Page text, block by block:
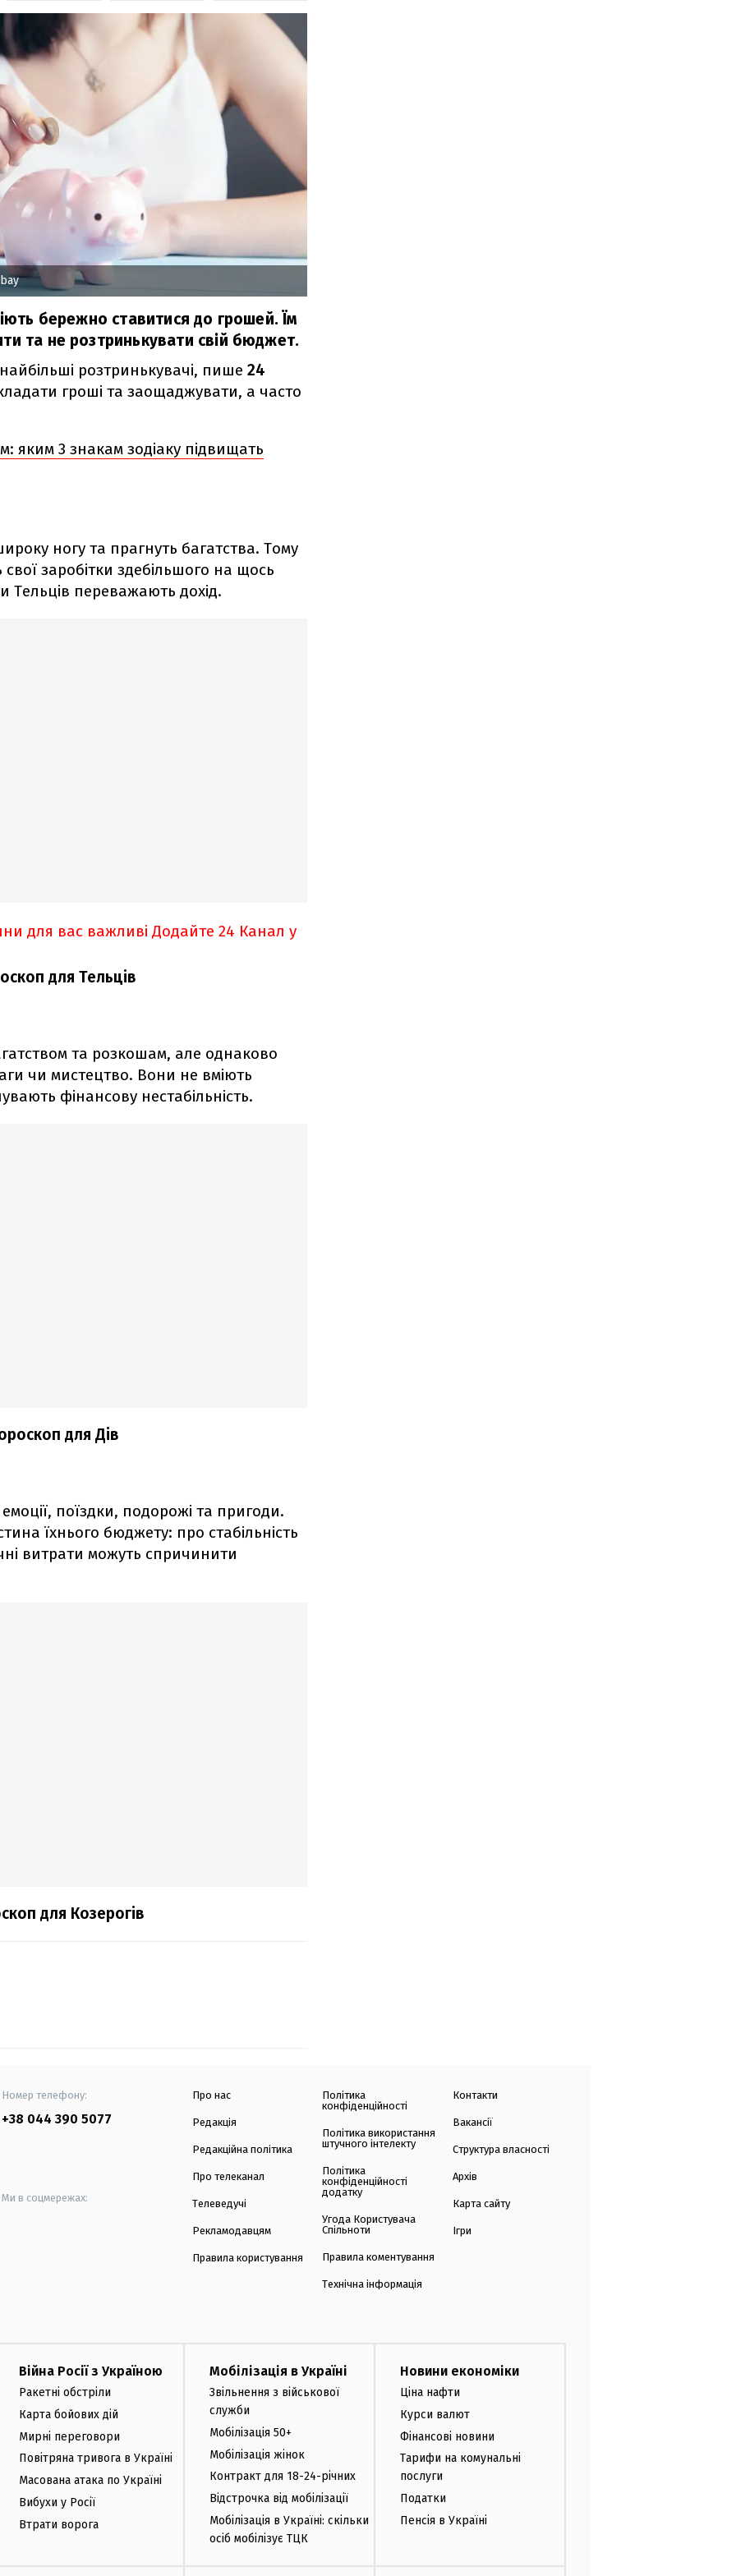
бережно ставитися до грошей. Їм
та не розтринькувати свій бюджет.
розтринькувачі, пише 24
гроші та заощаджувати, а часто
яким 3 знакам зодіаку підвищать
ногу та прагнуть багатства. Тому
заробітки здебільшого на щось
Тельців переважають дохід.
для вас важливі Додайте 24 Канал у
для Тельців
та розкошам, але однаково
чи мистецтво. Вони не вміють
фінансову нестабільність.
для Дів
поїздки, подорожі та пригоди.
їхнього бюджету: про стабільність
витрати можуть спричинити
для Козерогів
Номер телефону:
+38 044 390 5077
Ми в соцмережах:
Про нас
Редакція
Редакційна політика
Про телеканал
Телеведучі
Рекламодавцям
Правила користування
Політика
конфіденційності
Політика використання
штучного інтелекту
Політика
конфіденційності
додатку
Угода Користувача
Спільноти
Правила коментування
Технічна інформація
Контакти
Вакансії
Структура власності
Архів
Карта сайту
Ігри
Війна Росії з Україною
Ракетні обстріли
Карта бойових дій
Мирні переговори
Повітряна тривога в Україні
Масована атака по Україні
Вибухи у Росії
Втрати ворога
Мобілізація в Україні
Звільнення з військової
служби
Мобілізація 50+
Мобілізація жінок
Контракт для 18-24-річних
Відстрочка від мобілізації
Мобілізація в Україні: скільки
осіб мобілізує ТЦК
Новини економіки
Ціна нафти
Курси валют
Фінансові новини
Тарифи на комунальні
послуги
Податки
Пенсія в Україні